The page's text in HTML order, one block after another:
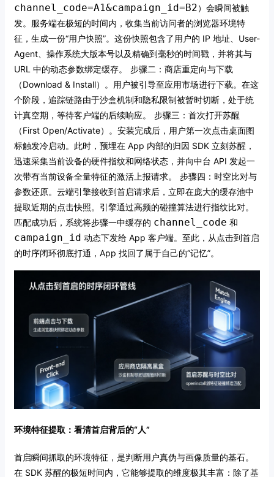
channel_code=A1&campaign_id=B2）会瞬间被触
发。服务端在极短的时间内，收集当前访问者的浏览器环境特
征，生成一份“用户快照”。这份快照包含了用户的 IP 地址、User-
Agent、操作系统大版本号以及精确到毫秒的时间戳，并将其与
URL 中的动态参数绑定缓存。
步骤二：商店重定向与下载
（Download & Install）。用户被引导至应用市场进行下载。在这
个阶段，追踪链路由于沙盒机制和隐私限制被暂时切断，处于统
计真空期，等待客户端的后续响应。
步骤三：首次打开苏醒
（First Open/Activate）。安装完成后，用户第一次点击桌面图
标触发冷启动。此时，预埋在 App 内部的归因 SDK 立刻苏醒，
迅速采集当前设备的硬件指纹和网络状态，并向中台 API 发起一
次带有当前设备全量特征的激活上报请求。
步骤四：时空比对与
参数还原。云端引擎接收到首启请求后，立即在庞大的缓存池中
提取近期的点击快照。引擎通过高频的碰撞算法进行指纹比对。
匹配成功后，系统将步骤一中缓存的 channel_code 和
campaign_id 动态下发给 App 客户端。至此，从点击到首启
的时序闭环彻底打通，App 找回了属于自己的“记忆”。
环境特征提取：看清首启背后的“人”
首启瞬间抓取的环境特征，是判断用户真伪与画像质量的基石。
在 SDK 苏醒的极短时间内，它能够提取的维度极其丰富：除了基